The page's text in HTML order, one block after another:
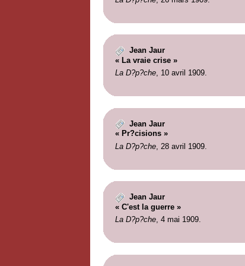
Jean Jaur
« La vraie crise »
La D?p?che, 10 avril 1909.
Jean Jaur
« Pr?cisions »
La D?p?che, 28 avril 1909.
Jean Jaur
« C'est la guerre »
La D?p?che, 4 mai 1909.